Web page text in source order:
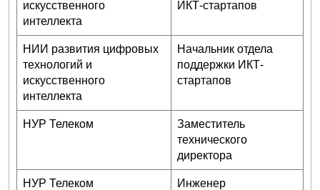
искусственного
интеллекта
ИКТ-стартапов
НИИ развития цифровых
технологий и
искусственного
интеллекта
Начальник отдела
поддержки ИКТ-
стартапов
НУР Телеком
Заместитель
технического
директора
НУР Телеком
Инженер